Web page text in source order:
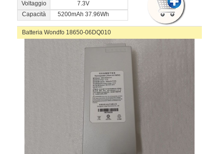
Voltaggio
7.3V
Capacità
5200mAh 37.96Wh
Batteria Wondfo 18650-06DQ010